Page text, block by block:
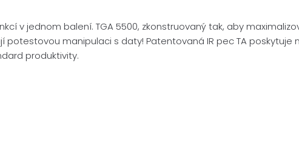
v jednom balení. TGA 5500, zkonstruovaný tak, aby
manipulaci s daty! Patentovaná IR pec TA poskytuje
produktivity.